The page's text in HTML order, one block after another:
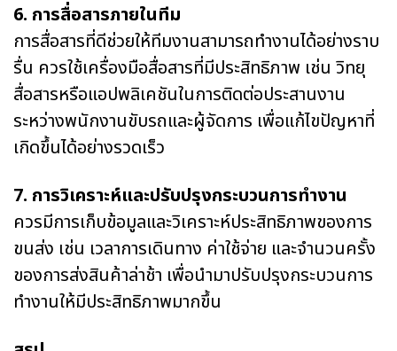
6. การสื่อสารภายในทีม
การสื่อสารที่ดีช่วยให้ทีมงานสามารถทำงานได้อย่างราบ
รื่น ควรใช้เครื่องมือสื่อสารที่มีประสิทธิภาพ เช่น วิทยุ
สื่อสารหรือแอปพลิเคชันในการติดต่อประสานงาน
ระหว่างพนักงานขับรถและผู้จัดการ เพื่อแก้ไขปัญหาที่
เกิดขึ้นได้อย่างรวดเร็ว
7. การวิเคราะห์และปรับปรุงกระบวนการทำงาน
ควรมีการเก็บข้อมูลและวิเคราะห์ประสิทธิภาพของการ
ขนส่ง เช่น เวลาการเดินทาง ค่าใช้จ่าย และจำนวนครั้ง
ของการส่งสินค้าล่าช้า เพื่อนำมาปรับปรุงกระบวนการ
ทำงานให้มีประสิทธิภาพมากขึ้น